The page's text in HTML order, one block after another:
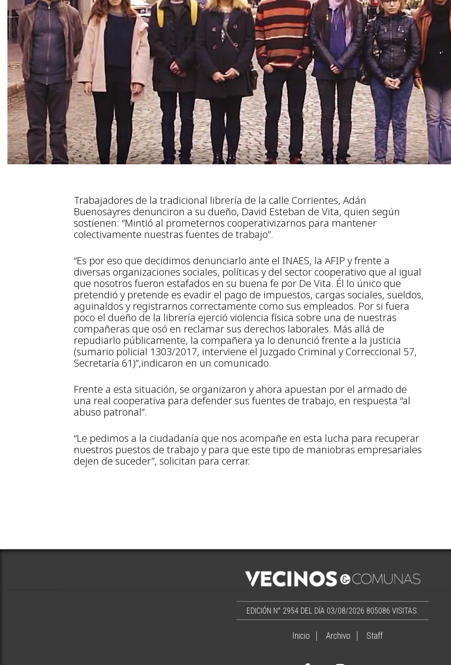
Trabajadores de la tradicional librería de la calle Corrientes, Adán
Buenosayres denunciron a su dueño, David Esteban de Vita, quien según
sostienen: “Mintió al prometernos cooperativizarnos para mantener
colectivamente nuestras fuentes de trabajo”.
“Es por eso que decidimos denunciarlo ante el INAES, la AFIP y frente a
diversas organizaciones sociales, políticas y del sector cooperativo que al igual
que nosotros fueron estafados en su buena fe por De Vita. Él lo único que
pretendió y pretende es evadir el pago de impuestos, cargas sociales, sueldos,
aguinaldos y registrarnos correctamente como sus empleados. Por si fuera
poco el dueño de la librería ejerció violencia física sobre una de nuestras
compañeras que osó en reclamar sus derechos laborales. Más allá de
repudiarlo públicamente, la compañera ya lo denunció frente a la justicia
(sumario policial 1303/2017, interviene el Juzgado Criminal y Correccional 57,
Secretaría 61)”,indicaron en un comunicado.
Frente a esta situación, se organizaron y ahora apuestan por el armado de
una real cooperativa para defender sus fuentes de trabajo, en respuesta “al
abuso patronal”.
“Le pedimos a la ciudadanía que nos acompañe en esta lucha para recuperar
nuestros puestos de trabajo y para que este tipo de maniobras empresariales
dejen de suceder”, solicitan para cerrar.
EDICIÓN N° 2954 DEL DÍA 03/08/2026 805086 VISITAS.
Inicio Archivo Staff